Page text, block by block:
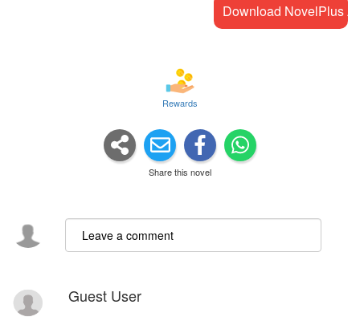
Download NovelPlus
Rewards
Share this novel
Guest User